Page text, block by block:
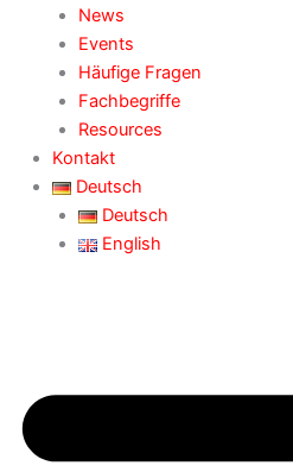
News
Events
Häufige Fragen
Fachbegriffe
Resources
Kontakt
Deutsch
Deutsch
English